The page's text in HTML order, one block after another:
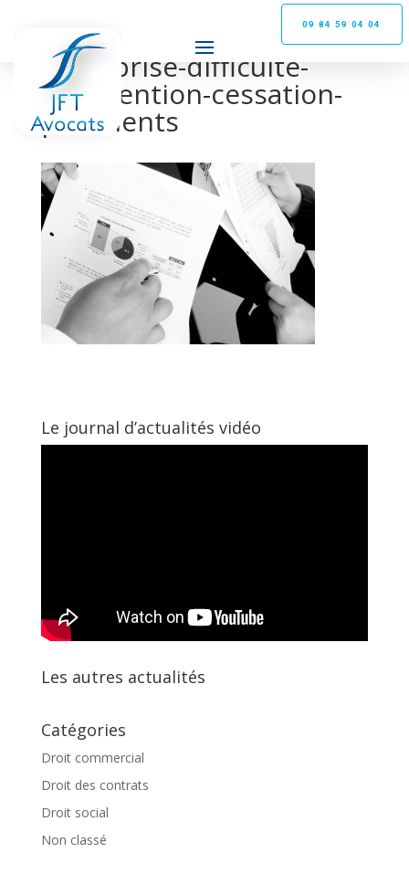
09 84 59 04 04
entreprise-difficulte-
intervention-cessation-
paiements
Le journal d’actualités vidéo
Les autres actualités
Catégories
Droit commercial
Droit des contrats
Droit social
Non classé